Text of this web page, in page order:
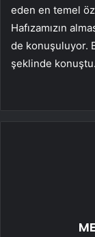
eden en temel
Hafızamızın
de konuşuluyor.
şeklinde konuştu.